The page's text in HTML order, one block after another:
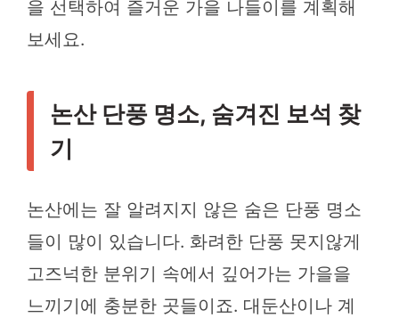
을 선택하여 즐거운 가을 나들이를 계획해
보세요.
논산 단풍 명소, 숨겨진 보석 찾
기
논산에는 잘 알려지지 않은 숨은 단풍 명소
들이 많이 있습니다. 화려한 단풍 못지않게
고즈넉한 분위기 속에서 깊어가는 가을을
느끼기에 충분한 곳들이죠. 대둔산이나 계